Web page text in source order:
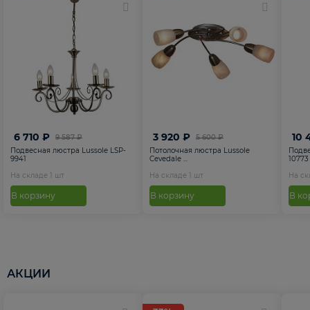
9 587 ₽
6 710 ₽
Подвесная люстра Lussole LSP-
9941
На складе 1 шт
В корзину
5 600 ₽
3 920 ₽
Потолочная люстра Lussole
Cevedale ...
На складе 1 шт
В корзину
10
10773
На
В
АКЦИИ